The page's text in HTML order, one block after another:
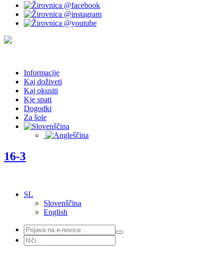
Informacije
Kaj doživeti
Kaj okusiti
Kje spati
Dogodki
Za šole
16-3
SL
Slovenščina
English